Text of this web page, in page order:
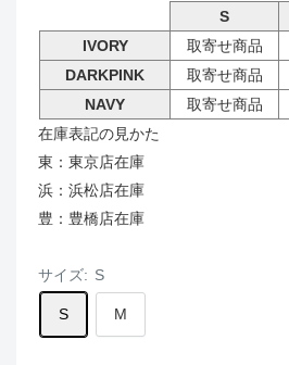
S
IVORY
取寄せ商品
DARKPINK
取寄せ商品
NAVY
取寄せ商品
在庫表記の見かた
東：東京店在庫
浜：浜松店在庫
豊：豊橋店在庫
サイズ: S
S M